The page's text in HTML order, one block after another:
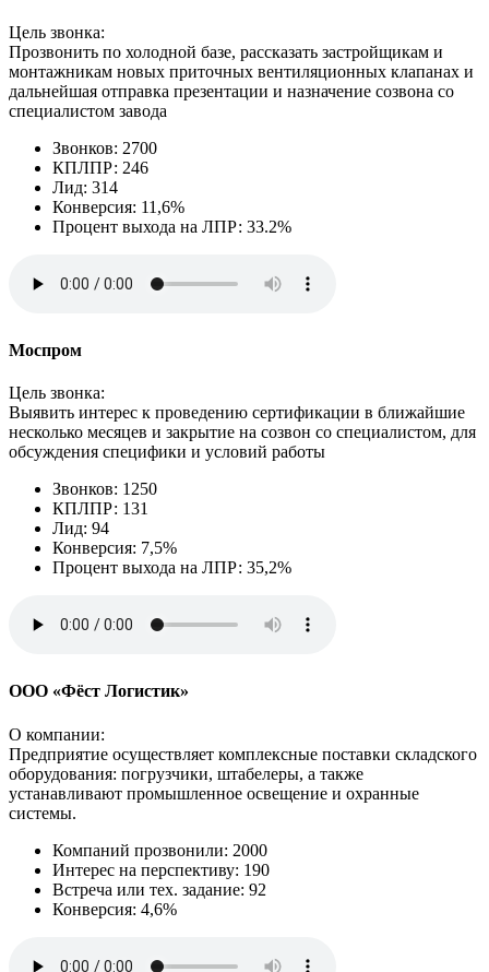
Цель звонка:
Прозвонить по холодной базе, рассказать застройщикам и
монтажникам новых приточных вентиляционных клапанах и
дальнейшая отправка презентации и назначение созвона со
специалистом завода
Звонков: 2700
КПЛПР: 246
Лид: 314
Конверсия: 11,6%
Процент выхода на ЛПР: 33.2%
Моспром
Цель звонка:
Выявить интерес к проведению сертификации в ближайшие
несколько месяцев и закрытие на созвон со специалистом, для
обсуждения специфики и условий работы
Звонков: 1250
КПЛПР: 131
Лид: 94
Конверсия: 7,5%
Процент выхода на ЛПР: 35,2%
ООО «Фёст Логистик»
О компании:
Предприятие осуществляет комплексные поставки складского
оборудования: погрузчики, штабелеры, а также
устанавливают промышленное освещение и охранные
системы.
Компаний прозвонили: 2000
Интерес на перспективу: 190
Встреча или тех. задание: 92
Конверсия: 4,6%